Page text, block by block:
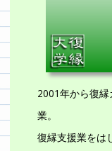
2001年から復
業。
復縁支援業をは